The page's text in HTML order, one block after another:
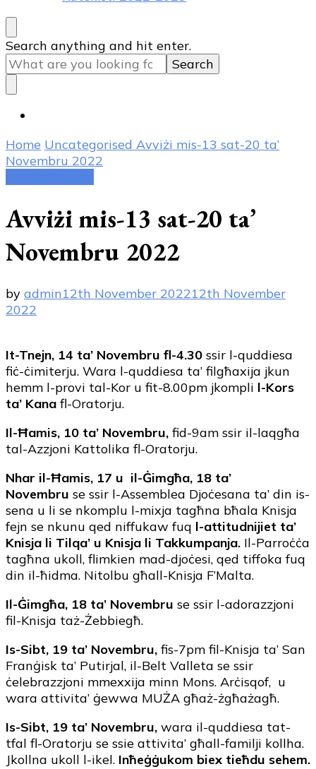
Looking
for
Something?
Search anything and hit enter.
Home Uncategorised Avviżi mis-13 sat-20 ta’
Novembru 2022
Avviżi mis-13 sat-20 ta’
Novembru 2022
by admin12th November 202212th November
2022
It-Tnejn, 14 ta’ Novembru fl-4.30 ssir l-quddiesa
fiċ-ċimiterju. Wara l-quddiesa ta’ filgħaxija jkun
hemm l-provi tal-Kor u fit-8.00pm jkompli l-Kors
ta’ Kana fl-Oratorju.
Il-Ħamis, 10 ta’ Novembru, fid-9am ssir il-laqgħa
tal-Azzjoni Kattolika fl-Oratorju.
Nhar il-Ħamis, 17 u il-Ġimgħa, 18 ta’
Novembru se ssir l-Assemblea Djoċesana ta’ din is-
sena u li se nkomplu l-mixja tagħna bħala Knisja
fejn se nkunu qed niffukaw fuq l-attitudnijiet ta’
Knisja li Tilqa’ u Knisja li Takkumpanja. Il-Parroċċa
tagħna ukoll, flimkien mad-djoċesi, qed tiffoka fuq
din il-ħidma. Nitolbu għall-Knisja F’Malta.
Il-Ġimgħa, 18 ta’ Novembru se ssir l-adorazzjoni
fil-Knisja taż-Żebbiegħ.
Is-Sibt, 19 ta’ Novembru, fis-7pm fil-Knisja ta’ San
Franġisk ta’ Putirjal, il-Belt Valleta se ssir
ċelebrazzjoni mmexxija minn Mons. Arċisqof, u
wara attivita’ ġewwa MUŻA għaż-żgħażagħ.
Is-Sibt, 19 ta’ Novembru, wara il-quddiesa tat-
tfal fl-Oratorju se ssie attivita’ għall-familji kollha.
Jkollna ukoll l-ikel. Inħeġġukom biex tieħdu sehem.